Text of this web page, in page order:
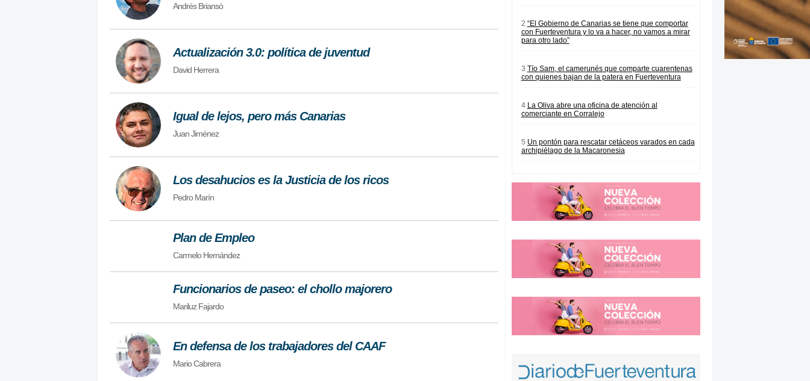
Andrés Briansó
Actualización 3.0: política de juventud
David Herrera
Igual de lejos, pero más Canarias
Juan Jiménez
Los desahucios es la Justicia de los ricos
Pedro Marín
Plan de Empleo
Carmelo Hernández
Funcionarios de paseo: el chollo majorero
Mariluz Fajardo
En defensa de los trabajadores del CAAF
Mario Cabrera
2 “El Gobierno de Canarias se tiene que comportar
con Fuerteventura y lo va a hacer, no vamos a mirar
para otro lado”
3 Tío Sam, el camerunés que comparte cuarentenas
con quienes bajan de la patera en Fuerteventura
4 La Oliva abre una oficina de atención al
comerciante en Corralejo
5 Un pontón para rescatar cetáceos varados en cada
archipiélago de la Macaronesia